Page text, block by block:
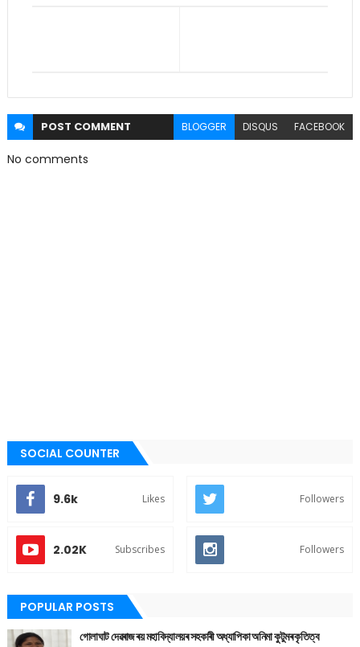
POST COMMENT BLOGGER DISQUS FACEBOOK
No comments
SOCIAL COUNTER
9.6k Likes Followers
2.02K Subscribes Followers
POPULAR POSTS
গোলাঘাট দেৱৰাজ ৰয় মহাবিদ্যালয়ৰ সহকাৰী অধ্যাপিকা অনিমা কুটুমৰ কৃতিত্ব